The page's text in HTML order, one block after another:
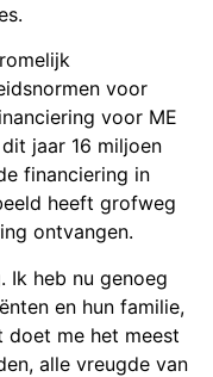
voor
voor ME
jaar 16 miljoen
financiering in
heeft grofweg
ontvangen.
Ik heb nu genoeg
en hun familie,
doet me het meest
alle vreugde van